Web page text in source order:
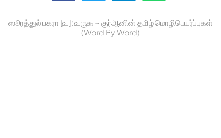
ஸூரத்துல் பகரா [௨]: ௨௫௬ ~ குர்ஆனின் தமிழ் மொழிபெயர்ப்புகள்
(Word By Word)